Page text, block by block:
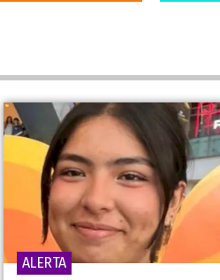
ALERTA